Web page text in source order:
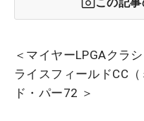
＜マイヤーLPGAク
ライスフィールドCC
ド・パー72 ＞